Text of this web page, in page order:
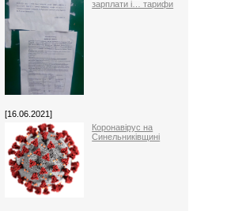
зарплати і… тарифи
[16.06.2021]
Коронавірус на
Синельниківщині